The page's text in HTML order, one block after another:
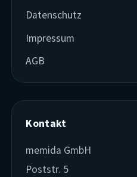
Datenschutz
Impressum
AGB
Kontakt
memida GmbH
Poststr. 5